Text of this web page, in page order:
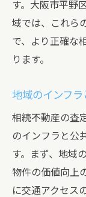
す。大阪市平野
域では、これら
で、より正確な
ります。
地域のインフ
相続不動産の査
のインフラと公
す。まず、地域
物件の価値向上
に交通アクセス